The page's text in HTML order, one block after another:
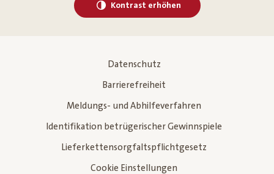
Kontrast erhöhen
Datenschutz
Barrierefreiheit
Meldungs- und Abhilfeverfahren
Identifikation betrügerischer Gewinnspiele
Lieferkettensorgfaltspflichtgesetz
Cookie Einstellungen